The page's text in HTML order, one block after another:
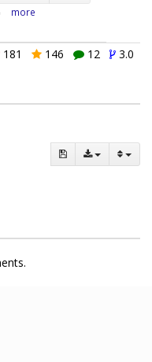
more
181 146 12 3.0